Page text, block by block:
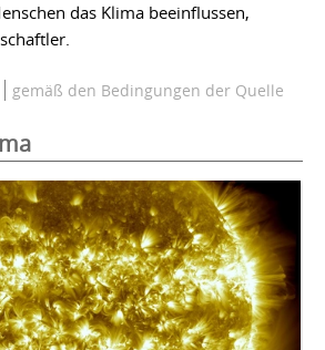
das Klima beeinflussen,
gemäß den Bedingungen der Quelle